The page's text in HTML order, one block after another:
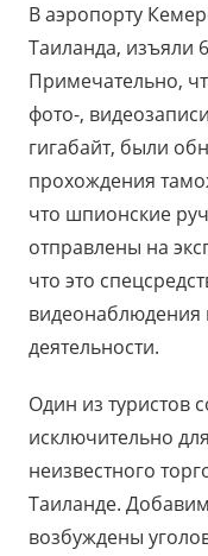
В аэропорту
Таиланда, изъяли
Примечательно,
фото-,
гигабайт, были
прохождения
что шпионские
отправлены на
что это
видеонаблюдения
деятельности.
Один из туристов
исключительно
неизвестного
Таиланде.
возбуждены